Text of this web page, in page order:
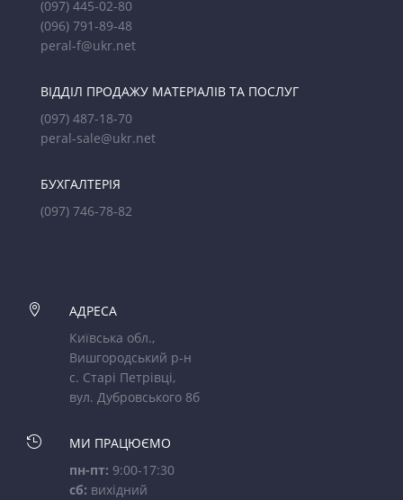
(097) 445-02-80
(096) 791-89-48
peral-f@ukr.net
ВІДДІЛ ПРОДАЖУ МАТЕРІАЛІВ ТА ПОСЛУГ
(097) 487-18-70
peral-sale@ukr.net
БУХГАЛТЕРІЯ
(097) 746-78-82

АДРЕСА
Київська обл.,
Вишгородський р-н
с. Старі Петрівці,
вул. Дубровського 8б

МИ ПРАЦЮЄМО
пн-пт: 9:00-17:30
сб: вихідний